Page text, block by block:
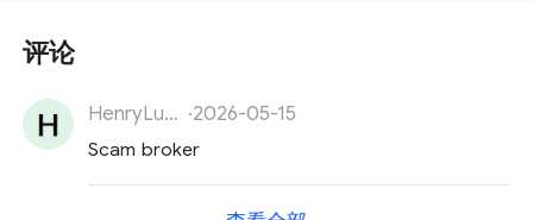
评论
HenryLucas ·2026-05-15
Scam broker